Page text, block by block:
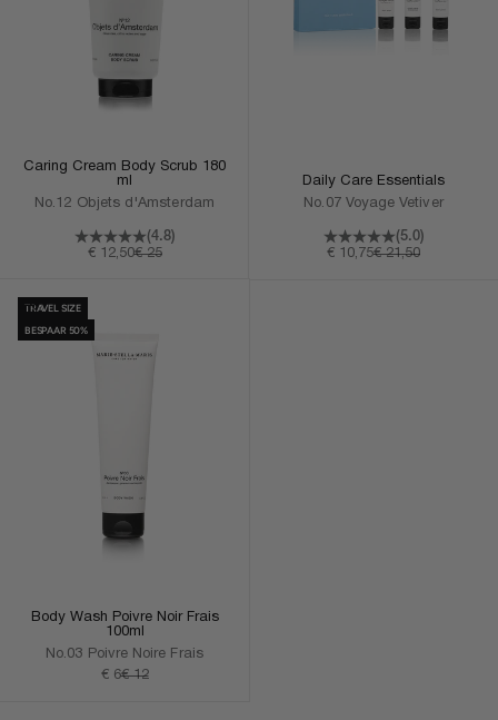
Caring Cream Body Scrub 180
ml
No.12 Objets d'Amsterdam
(4.8)
Aanbiedingsprijs
€ 12,50Normale prijs
€ 25
Daily Care Essentials
No.07 Voyage Vetiver
(5.0)
Aanbiedingsprijs
€ 10,75Normale prijs
€ 21,50
TRAVEL SIZE
BESPAAR 50%
In Winkelmand
Body Wash Poivre Noir Frais
100ml
No.03 Poivre Noire Frais
Aanbiedingsprijs
€ 6Normale prijs
€ 12